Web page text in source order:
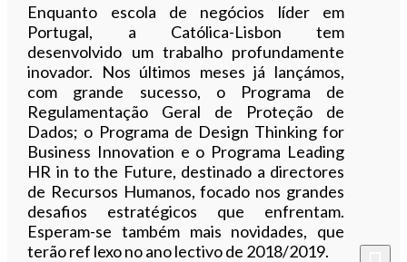
Enquanto escola de negócios líder em
Portugal, a Católica-Lisbon tem
desenvolvido um trabalho profundamente
inovador. Nos últimos meses já lançámos,
com grande sucesso, o Programa de
Regulamentação Geral de Proteção de
Dados; o Programa de Design Thinking for
Business Innovation e o Programa Leading
HR in to the Future, destinado a directores
de Recursos Humanos, focado nos grandes
desafios estratégicos que enfrentam.
Esperam-se também mais novidades, que
terão ref lexo no ano lectivo de 2018/2019.